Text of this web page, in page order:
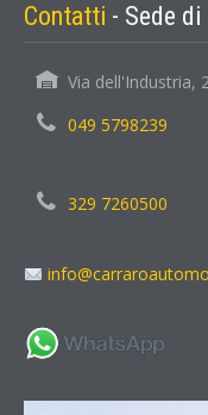
Contatti - Sede
Via dell'Industria,
049 5798239
329 7260500